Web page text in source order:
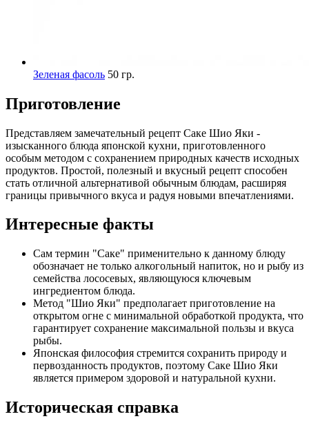
Зеленая фасоль 50 гр.
Приготовление
Представляем замечательный рецепт Саке Шио Яки -
изысканного блюда японской кухни, приготовленного
особым методом с сохранением природных качеств исходных
продуктов. Простой, полезный и вкусный рецепт способен
стать отличной альтернативой обычным блюдам, расширяя
границы привычного вкуса и радуя новыми впечатлениями.
Интересные факты
Сам термин "Саке" применительно к данному блюду
обозначает не только алкогольный напиток, но и рыбу из
семейства лососевых, являющуюся ключевым
ингредиентом блюда.
Метод "Шио Яки" предполагает приготовление на
открытом огне с минимальной обработкой продукта, что
гарантирует сохранение максимальной пользы и вкуса
рыбы.
Японская философия стремится сохранить природу и
первозданность продуктов, поэтому Саке Шио Яки
является примером здоровой и натуральной кухни.
Историческая справка